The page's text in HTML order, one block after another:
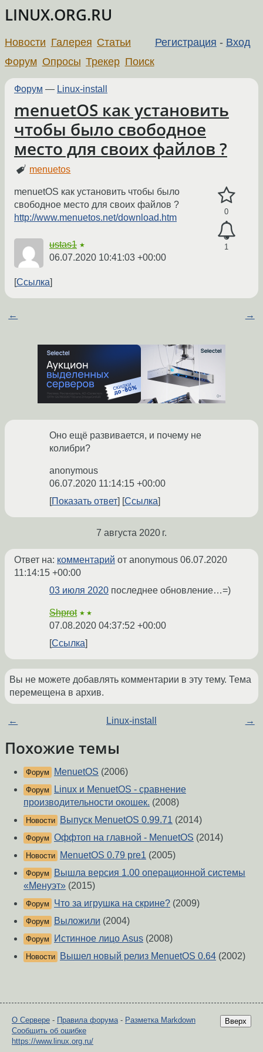
LINUX.ORG.RU
Регистрация - Вход
Новости Галерея Статьи
Форум Опросы Трекер Поиск
Форум — Linux-install
menuetOS как установить
чтобы было свободное
место для своих файлов ?
menuetos
0
1
menuetOS как установить чтобы было
свободное место для своих файлов ?
http://www.menuetos.net/download.htm
ustas1 ★
06.07.2020 10:41:03 +00:00
Ссылка
← →
Оно ещё развивается, и почему не
колибри?
anonymous
06.07.2020 11:14:15 +00:00
Показать ответ
Ссылка
7 августа 2020 г.
Ответ на: комментарий от anonymous 06.07.2020
11:14:15 +00:00
03 июля 2020 последнее обновление…=)
Shprot ★★
07.08.2020 04:37:52 +00:00
Ссылка
Вы не можете добавлять комментарии в эту тему. Тема
перемещена в архив.
← Linux-install →
Похожие темы
Форум MenuetOS (2006)
Форум
Linux и MenuetOS - сравнение
производительности окошек. (2008)
Новости Выпуск MenuetOS 0.99.71 (2014)
Форум Оффтоп на главной - MenuetOS (2014)
Новости MenuetOS 0.79 pre1 (2005)
Форум
Вышла версия 1.00 операционной системы
«Менуэт» (2015)
Форум Что за игрушка на скрине? (2009)
Форум Выложили (2004)
Форум Истинное лицо Asus (2008)
Новости Вышел новый релиз MenuetOS 0.64 (2002)
Вверх
О Сервере - Правила форума- Разметка Markdown
Сообщить об ошибке
https://www.linux.org.ru/